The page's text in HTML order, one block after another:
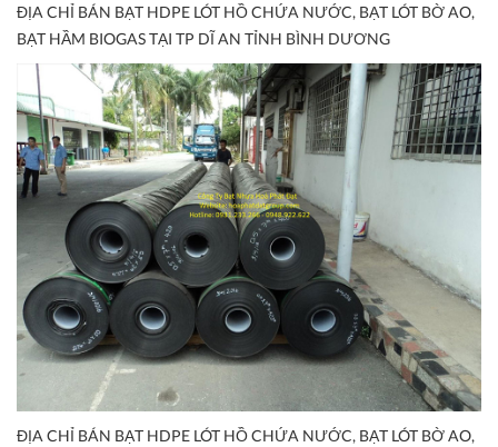
ĐỊA CHỈ BÁN BẠT HDPE LÓT HỒ CHỨA NƯỚC, BẠT LÓT BỜ AO,
BẠT HẦM BIOGAS TẠI TP DĨ AN TỈNH BÌNH DƯƠNG
ĐỊA CHỈ BÁN BẠT HDPE LÓT HỒ CHỨA NƯỚC, BẠT LÓT BỜ AO,